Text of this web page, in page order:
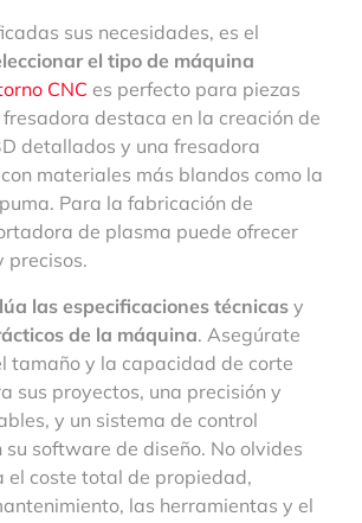
sus necesidades, es el
el tipo de máquina
CNC es perfecto para piezas
destaca en la creación de
detallados y una fresadora
materiales más blandos como la
Para la fabricación de
de plasma puede ofrecer
precisos.
las especificaciones técnicas y
de la máquina. Asegúrate
tamaño y la capacidad de corte
sus proyectos, una precisión y
y un sistema de control
software de diseño. No olvides
el coste total de propiedad,
las herramientas y el